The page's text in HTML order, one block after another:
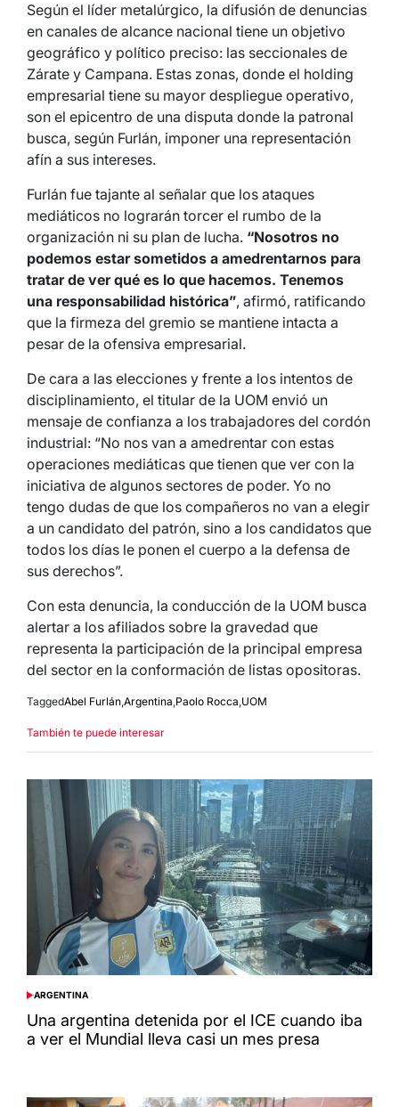
Según el líder metalúrgico, la difusión de denuncias
en canales de alcance nacional tiene un objetivo
geográfico y político preciso: las seccionales de
Zárate y Campana. Estas zonas, donde el holding
empresarial tiene su mayor despliegue operativo,
son el epicentro de una disputa donde la patronal
busca, según Furlán, imponer una representación
afín a sus intereses.
Furlán fue tajante al señalar que los ataques
mediáticos no lograrán torcer el rumbo de la
organización ni su plan de lucha. “Nosotros no
podemos estar sometidos a amedrentarnos para
tratar de ver qué es lo que hacemos. Tenemos
una responsabilidad histórica”, afirmó, ratificando
que la firmeza del gremio se mantiene intacta a
pesar de la ofensiva empresarial.
De cara a las elecciones y frente a los intentos de
disciplinamiento, el titular de la UOM envió un
mensaje de confianza a los trabajadores del cordón
industrial: “No nos van a amedrentar con estas
operaciones mediáticas que tienen que ver con la
iniciativa de algunos sectores de poder. Yo no
tengo dudas de que los compañeros no van a elegir
a un candidato del patrón, sino a los candidatos que
todos los días le ponen el cuerpo a la defensa de
sus derechos”.
Con esta denuncia, la conducción de la UOM busca
alertar a los afiliados sobre la gravedad que
representa la participación de la principal empresa
del sector en la conformación de listas opositoras.
TaggedAbel Furlán,Argentina,Paolo Rocca,UOM
También te puede interesar
POSTED
IN
ARGENTINA
Una argentina detenida por el ICE cuando iba
a ver el Mundial lleva casi un mes presa